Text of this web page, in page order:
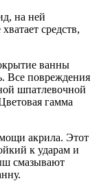
на ней
средств,
ванны
Все повреждения
шпатлевочной
гамма
акрила. Этот
к ударам и
смазывают